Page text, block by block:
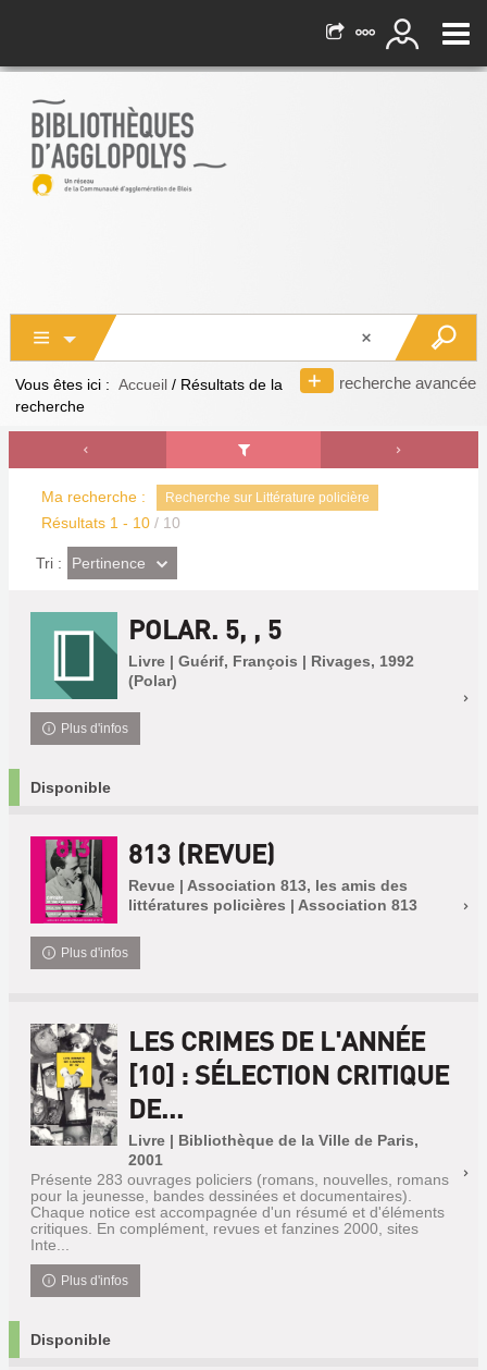
recherche avancée
Vous êtes ici : Accueil / Résultats de la
recherche
Ma recherche : Recherche sur Littérature policière
Résultats 1 - 10 / 10
Tri : (Effet
imédiat)
Pertinence
POLAR. 5, , 5
Livre | Guérif, François | Rivages, 1992
(Polar)
Plus d'infos
Disponible
813 (REVUE)
Revue | Association 813, les amis des
littératures policières | Association 813
Plus d'infos
LES CRIMES DE L'ANNÉE
[10] : SÉLECTION CRITIQUE
DE...
Livre | Bibliothèque de la Ville de Paris,
2001
Présente 283 ouvrages policiers (romans, nouvelles, romans
pour la jeunesse, bandes dessinées et documentaires).
Chaque notice est accompagnée d'un résumé et d'éléments
critiques. En complément, revues et fanzines 2000, sites
Inte...
Plus d'infos
Disponible